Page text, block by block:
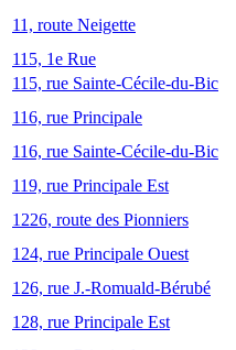
11, route Neigette
115, 1e Rue
115, rue Sainte-Cécile-du-Bic
116, rue Principale
116, rue Sainte-Cécile-du-Bic
119, rue Principale Est
1226, route des Pionniers
124, rue Principale Ouest
126, rue J.-Romuald-Bérubé
128, rue Principale Est